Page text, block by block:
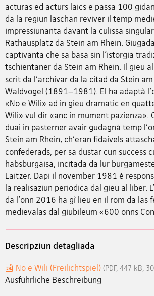
acturas ed acturs laics e passa 100
da la regiun laschan reviver il temp
impressiunanta davant la culissa
Rathausplatz da Stein am Rhein.
captivanta che sa basa sin l'istorgia
tschientaner da Stein am Rhein. Il gieu
scrit da l'archivar da la citad da Stein
Waldvogel (1891–1981). El ha adaptà
«No e Wili» ad in gieu dramatic en
Wili» vul dir «anc in mument pazienza».
duai in pasterner avair gudagnà temp
Stein am Rhein, ch'eran fidaivels
confederads, per sa dustar cun success
habsburgaisa, incitada da lur
Laitzer. Dapi il november 1981 è
la realisaziun periodica dal gieu al liber.
da l'onn 2016 ha gì lieu en il rom da las
medievalas dal giubileum «600 onns
Descripziun detagliada
No e Wili (Freilichtspiel) (PDF, 447 kB,
Ausführliche Beschreibung